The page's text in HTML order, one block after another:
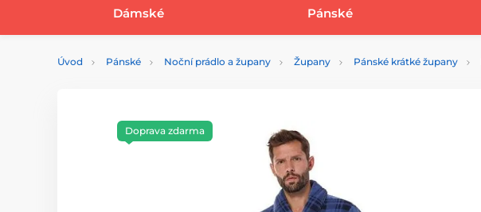
Dámské Pánské
Úvod Pánské Noční prádlo a župany Župany Pánské krátké župany
Doprava zdarma